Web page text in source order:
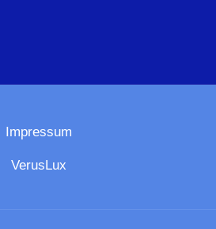
Impressum
VerusLux